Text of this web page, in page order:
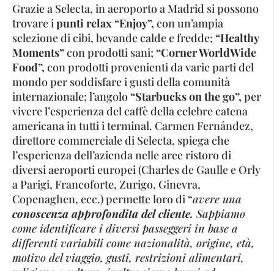
Grazie a Selecta, in aeroporto a Madrid si possono
trovare i punti relax “Enjoy”, con un’ampia
selezione di cibi, bevande calde e fredde; “Healthy
Moments”con prodotti sani; “Corner WorldWide
Food”, con prodotti provenienti da varie parti del
mondo per soddisfare i gusti della comunità
internazionale; l’angolo“Starbucks on the go”, per
vivere l’esperienza del caffè della celebre catena
americana in tutti i terminal. Carmen Fernández,
direttore commerciale di Selecta, spiega che
l’esperienza dell’azienda nelle aree ristoro di
diversi aeroporti europei (Charles de Gaulle e Orly
a Parigi, Francoforte, Zurigo, Ginevra,
Copenaghen, ecc.) permette loro di “avere una
conoscenza approfondita del cliente. Sappiamo
come identificare i diversi passeggeri in base a
differenti variabili come nazionalità, origine, età,
motivo del viaggio, gusti, restrizioni alimentari,